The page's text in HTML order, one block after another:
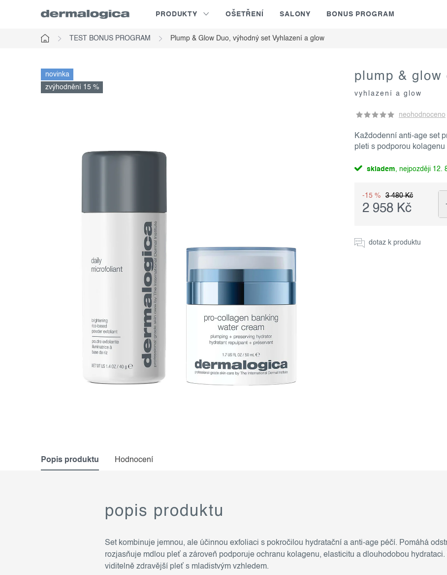
PRODUKTY OŠETŘENÍ SALONY BONUS PROGRAM
TEST BONUS PROGRAM Plump & Glow Duo, výhodný set Vyhlazení a glow
novinka
zvýhodnění 15 %
plump & glow
vyhlazení a glow
neohodnoceno
Každodenní anti-age set
pleti s podporou kolagenu
skladem 12.
3 480 Kč
-15 %
2 958 Kč
dotaz k produktu
Popis produktu Hodnocení
popis produktu
Set kombinuje jemnou, ale účinnou exfoliaci s pokročilou hydratační a anti-age péčí. Pomáhá
rozjasňuje mdlou pleť a zároveň podporuje ochranu kolagenu, elasticitu a dlouhodobou
viditelně zdravější pleť s mladistvým vzhledem.